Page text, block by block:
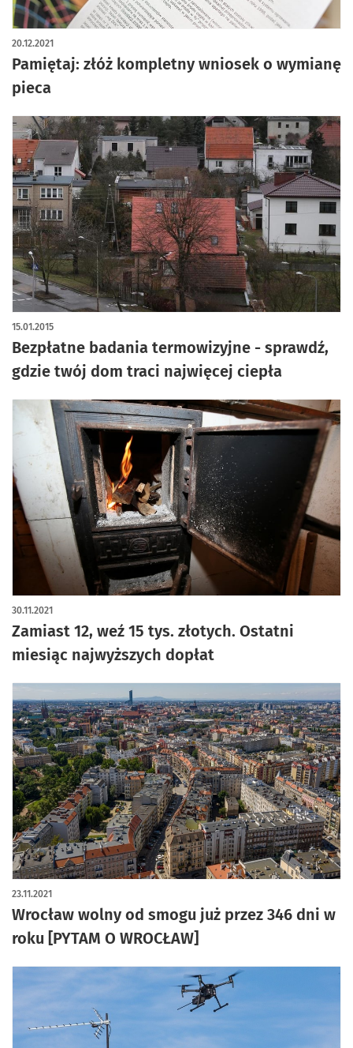
Pamiętaj: złóż kompletny wniosek o wymianę
pieca
20.12.2021
Bezpłatne badania termowizyjne - sprawdź,
gdzie twój dom traci najwięcej ciepła
15.01.2015
Zamiast 12, weź 15 tys. złotych. Ostatni
miesiąc najwyższych dopłat
30.11.2021
Wrocław wolny od smogu już przez 346 dni w
roku [PYTAM O WROCŁAW]
23.11.2021